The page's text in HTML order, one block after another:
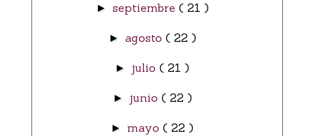
► septiembre ( 21 )
► agosto ( 22 )
► julio ( 21 )
► junio ( 22 )
► mayo ( 22 )